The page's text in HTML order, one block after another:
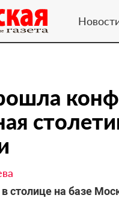
столице на базе